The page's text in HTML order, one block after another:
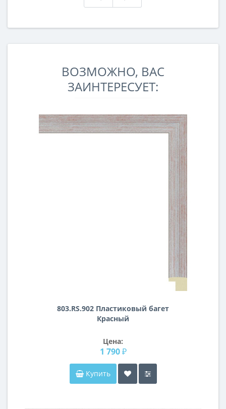
ВОЗМОЖНО, ВАС
ЗАИНТЕРЕСУЕТ:
803.RS.902 Пластиковый багет
Красный
Цена:
1 790 ₽
Купить